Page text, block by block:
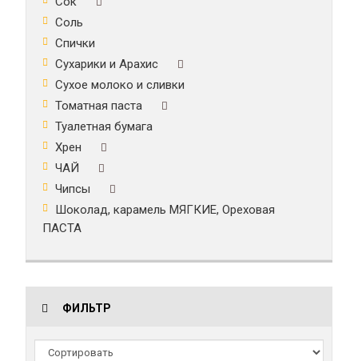
Соль
Спички
Сухарики и Арахис
Сухое молоко и сливки
Томатная паста
Туалетная бумага
Хрен
ЧАЙ
Чипсы
Шоколад, карамель МЯГКИЕ, Ореховая
ПАСТА
ФИЛЬТР